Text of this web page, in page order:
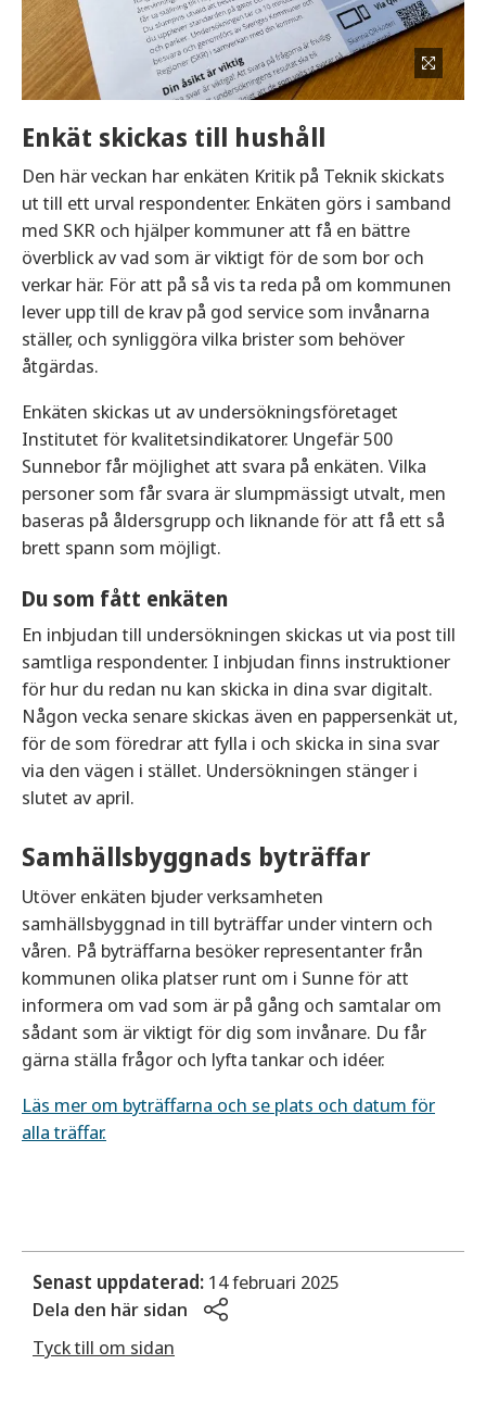
Enkät skickas till hushåll
Den här veckan har enkäten Kritik på Teknik skickats
ut till ett urval respondenter. Enkäten görs i samband
med SKR och hjälper kommuner att få en bättre
överblick av vad som är viktigt för de som bor och
verkar här. För att på så vis ta reda på om kommunen
lever upp till de krav på god service som invånarna
ställer, och synliggöra vilka brister som behöver
åtgärdas.
Enkäten skickas ut av undersökningsföretaget
Institutet för kvalitetsindikatorer. Ungefär 500
Sunnebor får möjlighet att svara på enkäten. Vilka
personer som får svara är slumpmässigt utvalt, men
baseras på åldersgrupp och liknande för att få ett så
brett spann som möjligt.
Du som fått enkäten
En inbjudan till undersökningen skickas ut via post till
samtliga respondenter. I inbjudan finns instruktioner
för hur du redan nu kan skicka in dina svar digitalt.
Någon vecka senare skickas även en pappersenkät ut,
för de som föredrar att fylla i och skicka in sina svar
via den vägen i stället. Undersökningen stänger i
slutet av april.
Samhällsbyggnads byträffar
Utöver enkäten bjuder verksamheten
samhällsbyggnad in till byträffar under vintern och
våren. På byträffarna besöker representanter från
kommunen olika platser runt om i Sunne för att
informera om vad som är på gång och samtalar om
sådant som är viktigt för dig som invånare. Du får
gärna ställa frågor och lyfta tankar och idéer.
Läs mer om byträffarna och se plats och datum för
alla träffar.
Senast uppdaterad: 14 februari 2025
Dela den här sidan
Tyck till om sidan